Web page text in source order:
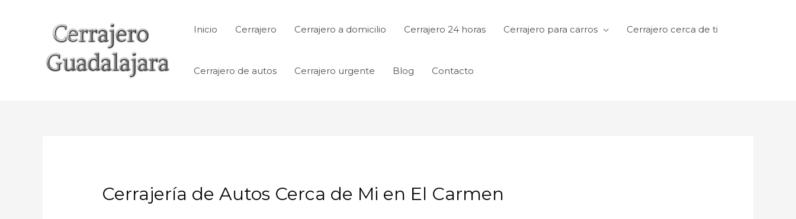
Inicio Cerrajero Cerrajero a domicilio Cerrajero 24 horas Cerrajero para carros Cerrajero cerca de ti
Cerrajero de autos Cerrajero urgente Blog Contacto
Cerrajería de Autos Cerca de Mi en El Carmen